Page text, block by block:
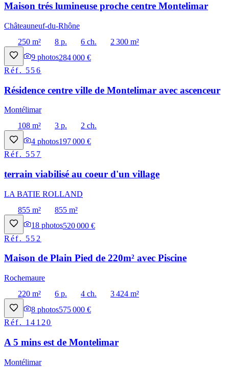
Maison trés lumineuse proche centre Montelimar
Châteauneuf-du-Rhône
250 m²
8 p. 6 ch.
2 300 m²
9 photos284 000 €
Réf. 556
Résidence centre ville de Montelimar avec ascenceur
Montélimar
108 m²
3 p.
2 ch.
4 photos197 000 €
Réf. 557
terrain viabilisé au coeur d'un village
LA BATIE ROLLAND
855 m²
855 m²
18 photos520 000 €
Réf. 552
Maison de Plain Pied de 220m² avec Piscine
Rochemaure
220 m²
6 p. 4 ch.
3 424 m²
8 photos575 000 €
Réf. 14120
A 5 mins est de Montelimar
Montélimar